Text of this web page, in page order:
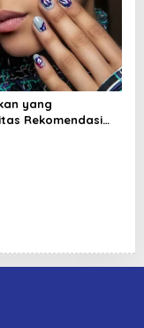
yang
Rekomendasi